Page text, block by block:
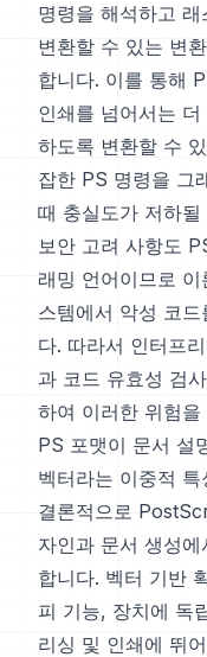
명령을 해석하고
변환할 수 있는 변
합니다. 이를 통해
인쇄를 넘어서는
하도록 변환할 수
잡한 PS 명령을 그
때 충실도가 저하될
보안 고려 사항도
래밍 언어이므로
스템에서 악성 코
다. 따라서 인터프
과 코드 유효성 검
하여 이러한 위험
PS 포맷이 문서 설
벡터라는 이중적
결론적으로
자인과 문서 생성
합니다. 벡터 기반
피 기능, 장치에 독
리싱 및 인쇄에 뛰